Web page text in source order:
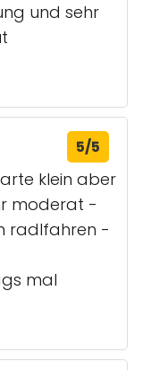
und sehr
5/5
klein aber
moderat -
radlfahren -
mal